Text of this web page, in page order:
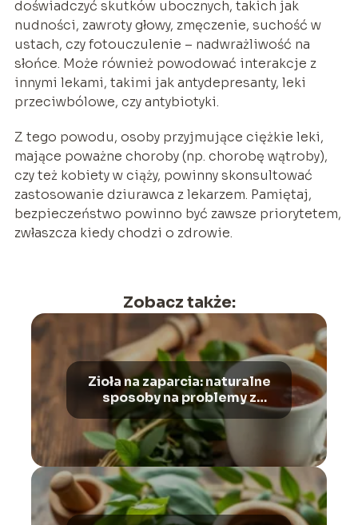
doświadczyć skutków ubocznych, takich jak
nudności, zawroty głowy, zmęczenie, suchość w
ustach, czy fotouczulenie – nadwrażliwość na
słońce. Może również powodować interakcje z
innymi lekami, takimi jak antydepresanty, leki
przeciwbólowe, czy antybiotyki.
Z tego powodu, osoby przyjmujące ciężkie leki,
mające poważne choroby (np. chorobę wątroby),
czy też kobiety w ciąży, powinny skonsultować
zastosowanie dziurawca z lekarzem. Pamiętaj,
bezpieczeństwo powinno być zawsze priorytetem,
zwłaszcza kiedy chodzi o zdrowie.
Zobacz także:
Zioła na zaparcia: naturalne
sposoby na problemy z
wypróżnianiem i wzdęcia